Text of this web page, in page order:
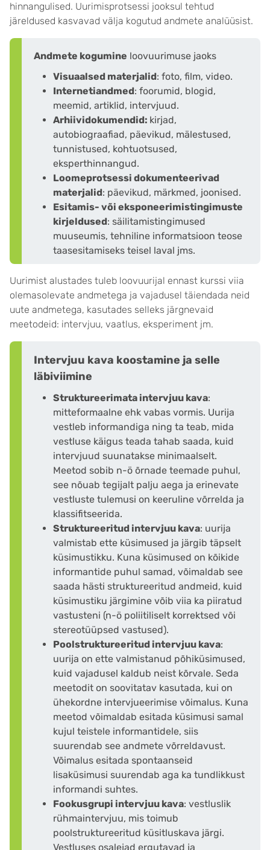
hinnangulised. Uurimisprotsessi jooksul tehtud
järeldused kasvavad välja kogutud andmete analüüsist.
Andmete kogumine loovuurimuse jaoks
Visuaalsed materjalid: foto, film, video.
Internetiandmed: foorumid, blogid,
meemid, artiklid, intervjuud.
Arhiividokumendid: kirjad,
autobiograafiad, päevikud, mälestused,
tunnistused, kohtuotsused,
eksperthinnangud.
Loomeprotsessi dokumenteerivad
materjalid: päevikud, märkmed, joonised.
Esitamis- või eksponeerimistingimuste
kirjeldused: säilitamistingimused
muuseumis, tehniline informatsioon teose
taasesitamiseks teisel laval jms.
Uurimist alustades tuleb loovuurijal ennast kurssi viia
olemasolevate andmetega ja vajadusel täiendada neid
uute andmetega, kasutades selleks järgnevaid
meetodeid: intervjuu, vaatlus, eksperiment jm.
Intervjuu kava koostamine ja selle
läbiviimine
Struktureerimata intervjuu kava:
mitteformaalne ehk vabas vormis. Uurija
vestleb informandiga ning ta teab, mida
vestluse käigus teada tahab saada, kuid
intervjuud suunatakse minimaalselt.
Meetod sobib n-ö õrnade teemade puhul,
see nõuab tegijalt palju aega ja erinevate
vestluste tulemusi on keeruline võrrelda ja
klassifitseerida.
Struktureeritud intervjuu kava: uurija
valmistab ette küsimused ja järgib täpselt
küsimustikku. Kuna küsimused on kõikide
informantide puhul samad, võimaldab see
saada hästi struktureeritud andmeid, kuid
küsimustiku järgimine võib viia ka piiratud
vastusteni (n-ö poliitiliselt korrektsed või
stereotüüpsed vastused).
Poolstruktureeritud intervjuu kava:
uurija on ette valmistanud põhiküsimused,
kuid vajadusel kaldub neist kõrvale. Seda
meetodit on soovitatav kasutada, kui on
ühekordne intervjueerimise võimalus. Kuna
meetod võimaldab esitada küsimusi samal
kujul teistele informantidele, siis
suurendab see andmete võrreldavust.
Võimalus esitada spontaanseid
lisaküsimusi suurendab aga ka tundlikkust
informandi suhtes.
Fookusgrupi intervjuu kava: vestluslik
rühmaintervjuu, mis toimub
poolstruktureeritud küsitluskava järgi.
Vestluses osalejad ergutavad ja